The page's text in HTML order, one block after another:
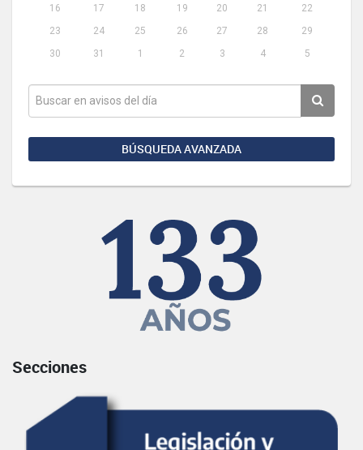
16
17 18 19 20 21
22
23
24 25 26 27 28
29
30
31 1 2 3 4 5
BÚSQUEDA AVANZADA
Secciones